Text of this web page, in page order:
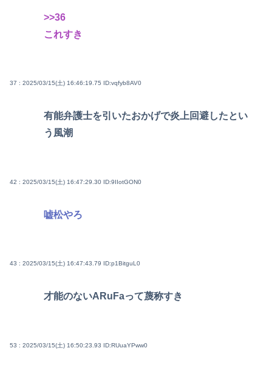
>>36
これすき
37 : 2025/03/15(土) 16:46:19.75 ID:vqfyb8AV0
有能弁護士を引いたおかげで炎上回避したとい
う風潮
42 : 2025/03/15(土) 16:47:29.30 ID:9IIotGON0
嘘松やろ
43 : 2025/03/15(土) 16:47:43.79 ID:p1BitguL0
才能のないARuFaって蔑称すき
53 : 2025/03/15(土) 16:50:23.93 ID:RUuaYPww0